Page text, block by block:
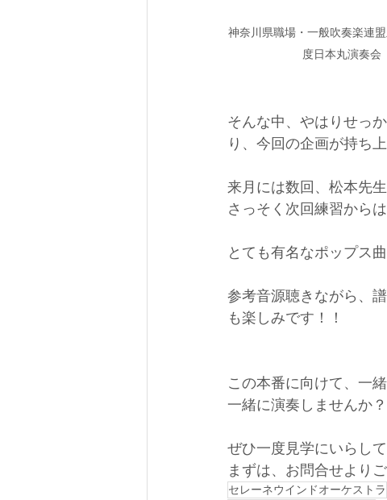
神奈川県職場・一般吹奏楽連
度日本丸演奏会
そんな中、やはりせっ
り、今回の企画が持ち
来月には数回、松本先
さっそく次回練習から
とても有名なポップス
参考音源聴きながら、
も楽しみです！！
この本番に向けて、一
一緒に演奏しませんか？
ぜひ一度見学にいらして
まずは、お問合せより
セレーネウインドオーケストラ